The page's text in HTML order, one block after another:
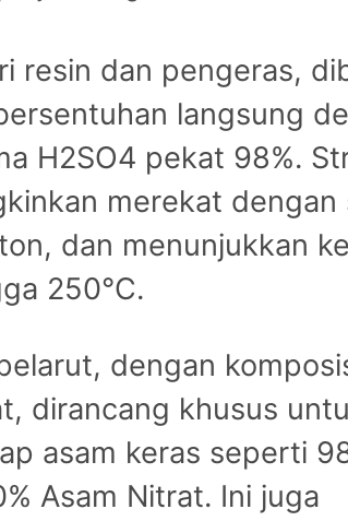
resin dan pengeras,
langsung
H2SO4 pekat 98%.
merekat dengan
dan menunjukkan
250°C.
dengan
dirancang khusus
asam keras seperti
Asam Nitrat. Ini juga